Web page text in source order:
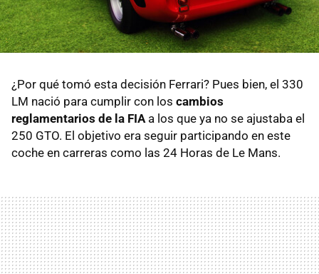
¿Por qué tomó esta decisión Ferrari? Pues bien, el 330
LM nació para cumplir con los cambios
reglamentarios de la FIAa los que ya no se ajustaba el
250 GTO. El objetivo era seguir participando en este
coche en carreras como las 24 Horas de Le Mans.